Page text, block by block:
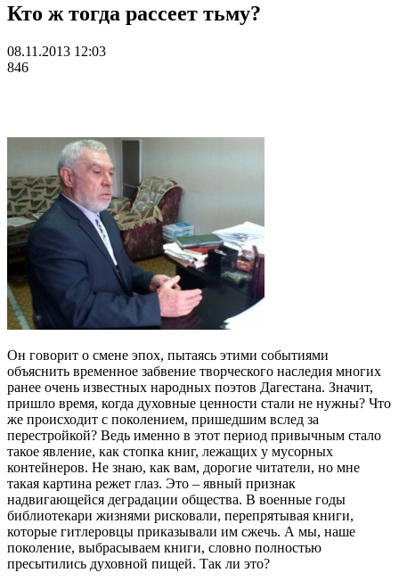
Кто ж тогда рассеет тьму?
08.11.2013 12:03
846
Он говорит о смене эпох, пытаясь этими событиями
объяснить временное забвение творческого наследия многих
ранее очень известных народных поэтов Дагестана. Значит,
пришло время, когда духовные ценности стали не нужны? Что
же происходит с поколением, пришедшим вслед за
перестройкой? Ведь именно в этот период привычным стало
такое явление, как стопка книг, лежащих у мусорных
контейнеров. Не знаю, как вам, дорогие читатели, но мне
такая картина режет глаз. Это – явный признак
надвигающейся деградации общества. В военные годы
библиотекари жизнями рисковали, перепрятывая книги,
которые гитлеровцы приказывали им сжечь. А мы, наше
поколение, выбрасываем книги, словно полностью
пресытились духовной пищей. Так ли это?